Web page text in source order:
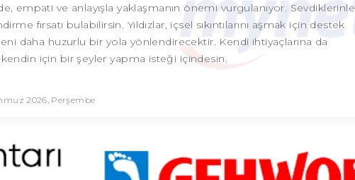
empati ve anlayışla yaklaşmanın önemi vurgulanıyor. Sevdiklerinle
fırsatı bulabilirsin. Yıldızlar, içsel sıkıntılarını aşmak için destek
daha huzurlu bir yola yönlendirecektir. Kendi ihtiyaçlarına da
için bir şeyler yapma isteği içindesin.
2026, Perşembe